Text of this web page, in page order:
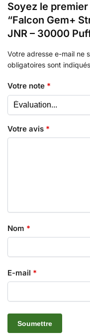
Soyez le
“Falcon Gem+
JNR – 30000
Votre adresse e-mail ne
obligatoires sont
Votre note *
Votre avis *
Nom *
E-mail *